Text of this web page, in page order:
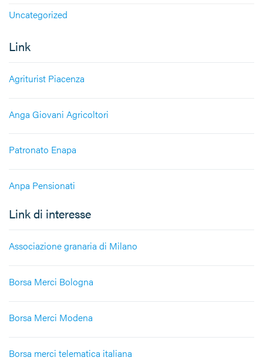
Uncategorized
Link
Agriturist Piacenza
Anga Giovani Agricoltori
Patronato Enapa
Anpa Pensionati
Link di interesse
Associazione granaria di Milano
Borsa Merci Bologna
Borsa Merci Modena
Borsa merci telematica italiana